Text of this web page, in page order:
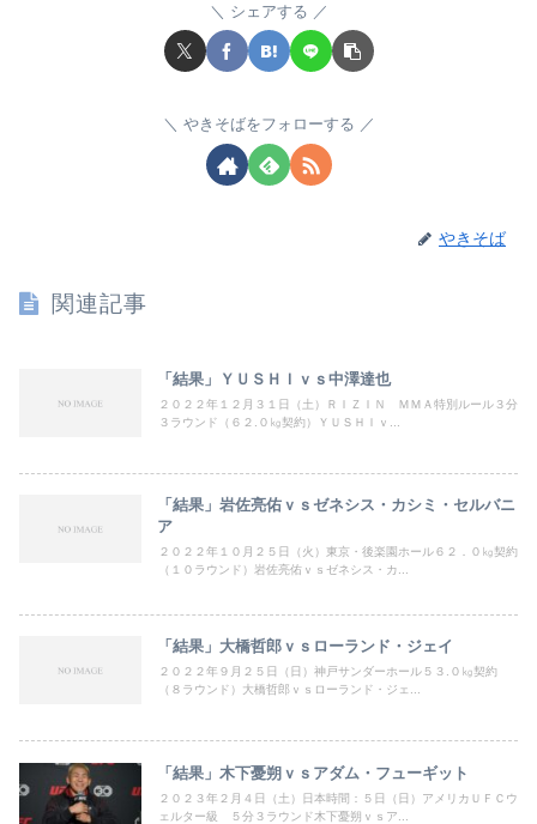
シェアする
やきそばをフォローする
やきそば
関連記事
「結果」ＹＵＳＨＩｖｓ中澤達也
２０２２年１２月３１日（土）ＲＩＺＩＮ ＭＭＡ特別ルール３分
３ラウンド（６２.０㎏契約）ＹＵＳＨＩｖ...
「結果」岩佐亮佑ｖｓゼネシス・カシミ・セルバニ
ア
２０２２年１０月２５日（火）東京・後楽園ホール６２．０㎏契約
（１０ラウンド）岩佐亮佑ｖｓゼネシス・カ...
「結果」大橋哲郎ｖｓローランド・ジェイ
２０２２年９月２５日（日）神戸サンダーホール５３.０㎏契約
（８ラウンド）大橋哲郎ｖｓローランド・ジェ...
「結果」木下憂朔ｖｓアダム・フューギット
２０２３年２月４日（土）日本時間：５日（日）アメリカＵＦＣウ
ェルター級 ５分３ラウンド木下憂朔ｖｓア...